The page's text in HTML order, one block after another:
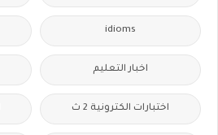
idioms
اخبار التعليم
اختبارات الكترونية 2 ث